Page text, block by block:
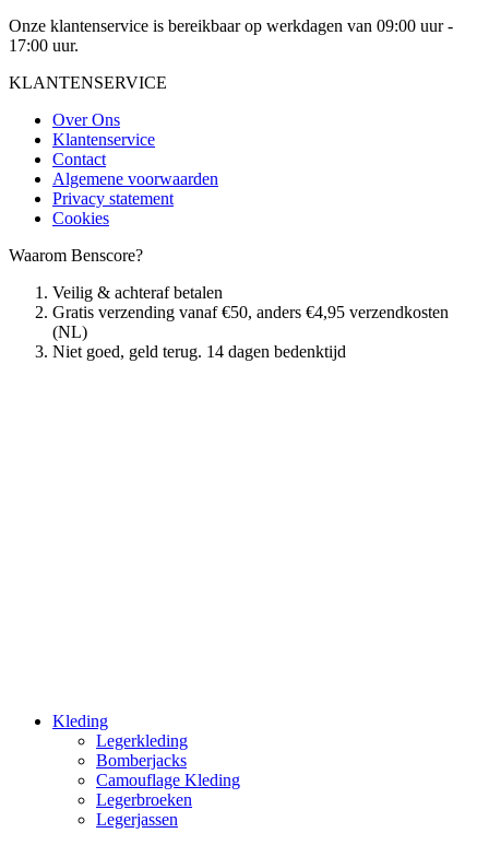
Onze klantenservice is bereikbaar op werkdagen van 09:00 uur -
17:00 uur.
KLANTENSERVICE
Over Ons
Klantenservice
Contact
Algemene voorwaarden
Privacy statement
Cookies
Waarom Benscore?
Veilig & achteraf betalen
Gratis verzending vanaf €50, anders €4,95 verzendkosten
(NL)
Niet goed, geld terug. 14 dagen bedenktijd
Kleding
Legerkleding
Bomberjacks
Camouflage Kleding
Legerbroeken
Legerjassen